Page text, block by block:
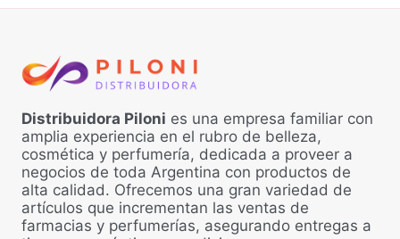
Distribuidora Piloni es una empresa familiar con
amplia experiencia en el rubro de belleza,
cosmética y perfumería, dedicada a proveer a
negocios de toda Argentina con productos de
alta calidad. Ofrecemos una gran variedad de
artículos que incrementan las ventas de
farmacias y perfumerías, asegurando entregas a